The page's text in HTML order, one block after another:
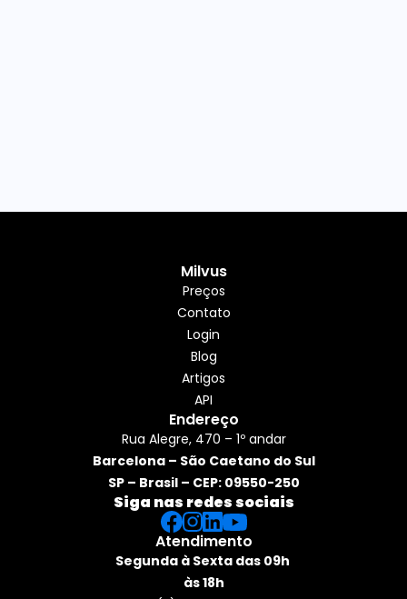
Milvus
Preços
Contato
Login
Blog
Artigos
API
Endereço
Rua Alegre, 470 – 1º andar
Barcelona – São Caetano do Sul
SP – Brasil – CEP: 09550-250
Siga nas redes sociais
Atendimento
Segunda à Sexta das 09h
às 18h